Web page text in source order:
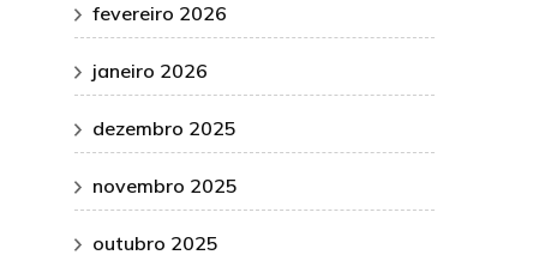
fevereiro 2026
janeiro 2026
dezembro 2025
novembro 2025
outubro 2025